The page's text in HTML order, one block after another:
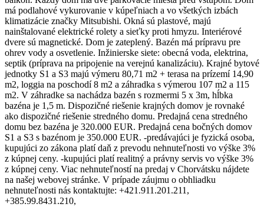
má podlahové vykurovanie v kúpeľniach a vo všetkých izbách
klimatizácie značky Mitsubishi. Okná sú plastové, majú
nainštalované elektrické rolety a sieťky proti hmyzu. Interiérové
dvere sú magnetické. Dom je zateplený. Bazén má prípravu pre
ohrev vody a osvetlenie. Inžinierske siete: obecná voda, elektrina,
septik (príprava na pripojenie na verejnú kanalizáciu). Krajné bytové
jednotky S1 a S3 majú výmeru 80,71 m2 + terasa na prízemí 14,90
m2, loggia na poschodí 8 m2 a záhradka s výmerou 107 m2 a 115
m2. V záhradke sa nachádza bazén s rozmermi 5 x 3m, hĺbka
bazéna je 1,5 m. Dispozičné riešenie krajných domov je rovnaké
ako dispozičné riešenie stredného domu. Predajná cena stredného
domu bez bazéna je 320.000 EUR. Predajná cena bočných domov
S1 a S3 s bazénom je 350.000 EUR. -predávajúci je fyzická osoba,
kupujúci zo zákona platí daň z prevodu nehnuteľnosti vo výške 3%
z kúpnej ceny. -kupujúci platí realitný a právny servis vo výške 3%
z kúpnej ceny. Viac nehnuteľností na predaj v Chorvátsku nájdete
na našej webovej stránke. V prípade záujmu o obhliadku
nehnuteľnosti nás kontaktujte: +421.911.201.211,
+385.99.8431.210,